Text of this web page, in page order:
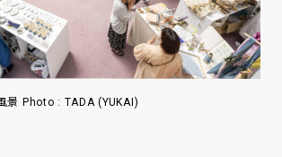
景 Photo : TADA (YUKAI)